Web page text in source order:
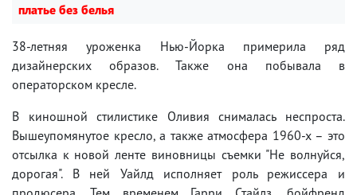
платье без белья
38-летняя уроженка Нью-Йорка примерила ряд
дизайнерских образов. Также она побывала в
операторском кресле.
В киношной стилистике Оливия снималась неспроста.
Вышеупомянутое кресло, а также атмосфера 1960-х – это
отсылка к новой ленте виновницы съемки "Не волнуйся,
дорогая". В ней Уайлд исполняет роль режиссера и